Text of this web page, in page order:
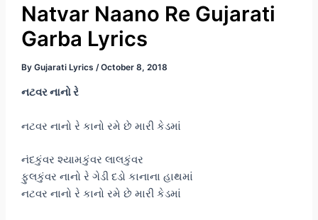
Natvar Naano Re Gujarati
Garba Lyrics
By Gujarati Lyrics /October 8, 2018
નટવર નાનો રે
નટવર નાનો રે કાનો રમે છે મારી કેડમાં
નંદકુંવર શ્યામકુંવર લાલકુંવર
ફુલકુંવર નાનો રે ગેડી દડો કાનાના હાથમાં
નટવર નાનો રે કાનો રમે છે મારી કેડમાં